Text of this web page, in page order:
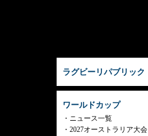
ラグビーリパブリック
ワールドカップ
ニュース一覧
2027オーストラリア大会